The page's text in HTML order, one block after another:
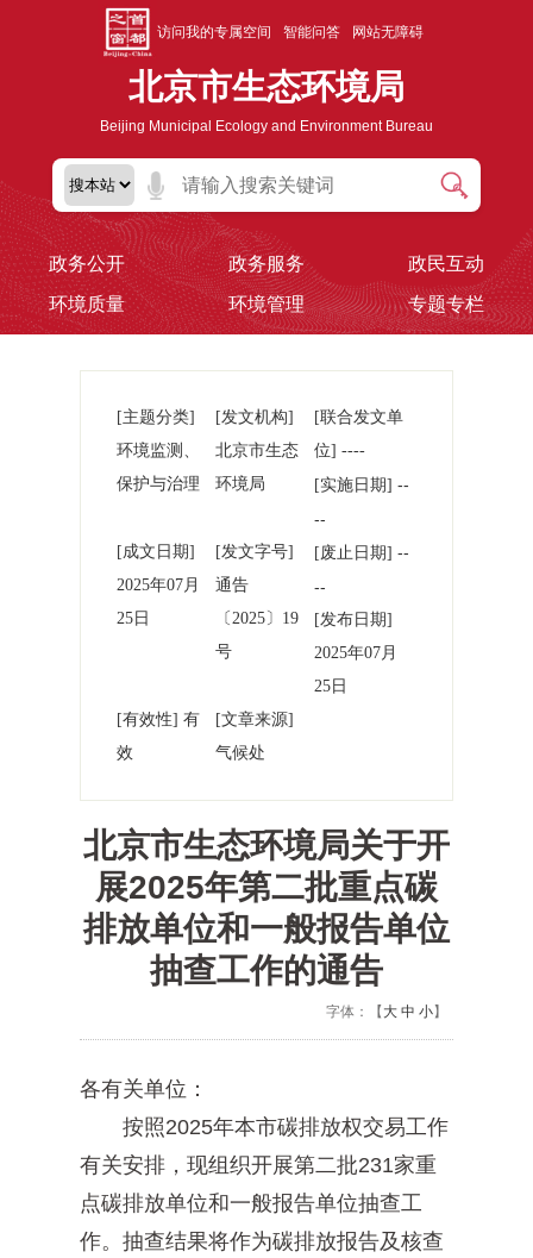
访问我的专属空间 智能问答 网站无障碍
北京市生态环境局
Beijing Municipal Ecology and Environment Bureau
政务公开 政务服务
政民互动
环境质量
环境管理 专题专栏
[主题分类]
环境监测、
保护与治理
[发文机构]
北京市生态
环境局
[联合发文单
位] ----
[实施日期]--
--
[成文日期]
2025年07月
25日
[发文字号]
通告
〔2025〕19
号
[废止日期]--
--
[发布日期]
2025年07月
25日
[有效性] 有
效
[文章来源]
气候处
北京市生态环境局关于开
展2025年第二批重点碳
排放单位和一般报告单位
抽查工作的通告
字体：【 大 中 小】
各有关单位：
按照2025年本市碳排放权交易工作
有关安排，现组织开展第二批231家重
点碳排放单位和一般报告单位抽查工
作。抽查结果将作为碳排放报告及核查